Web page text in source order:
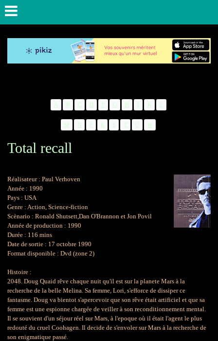
A B C D F G K
M N P R S T W
Total recall
Réalisateur : Paul Verhoven
Année : 1990
Pays : USA
Genre : Action, Science-fiction
Scènario : Ronald Shutsett,Dan O'Brannon et Jon Povil
Année de production : 1990
Durée : 116 mins
Date de sortie : 17 octobre 1990
Format disponible : Dvd (zone 2)
Histoire :
2048. Doug Quaid rêve chaque nuit qu'il est sur la planete Mars à la
recherche de la belle Melina. Sa femme, Lori, s'efforce de dissiper ce
fantasme. Doug va bientot s'apercevoir que son rêve était artificiel et que sa
femme est une espionne chargée de veiller à son reconditionnement mental.
Il se souvient d'un séjour réel sur Mars, à l'epoque où il était l'agent le plus
redouté du cruel Coohagen. Il decide de s'envoler sur Mars à la recherche de
son enigmatique passé.